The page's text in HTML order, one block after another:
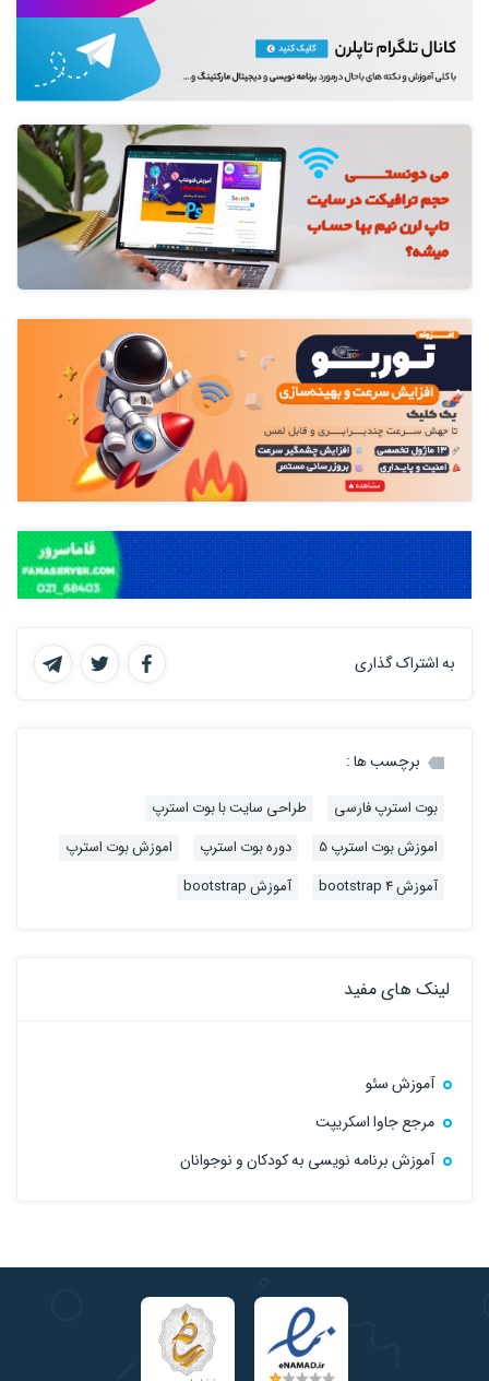
به اشتراک گذاری
برچسب ها :
بوت استرپ فارسی
طراحی سایت با بوت استرپ
اموزش بوت استرپ 5
دوره بوت استرپ
اموزش بوت استرپ
آموزش bootstrap 4
آموزش bootstrap
لینک های مفید
آموزش سئو
مرجع جاوا اسکریپت
آموزش برنامه نویسی به کودکان و نوجوانان